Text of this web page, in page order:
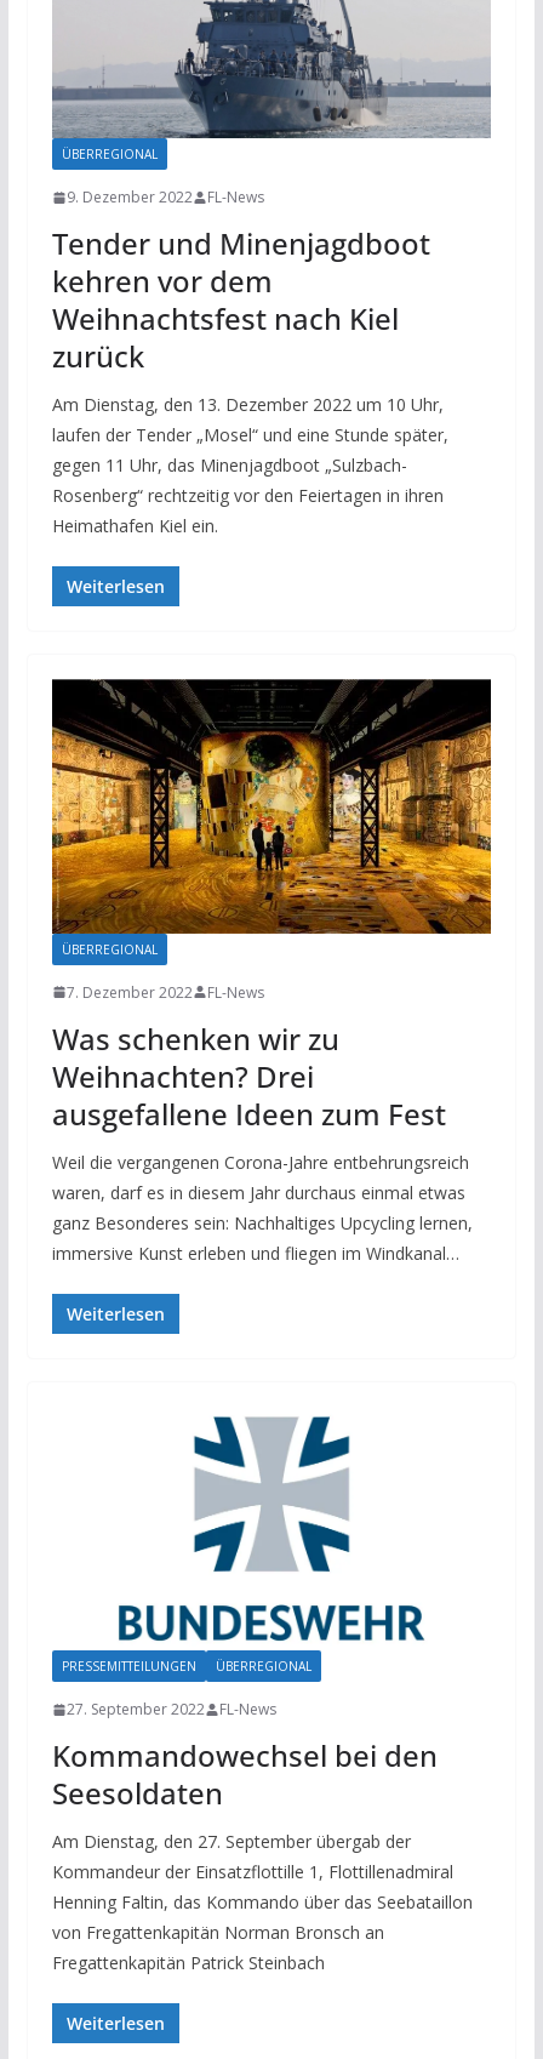
ÜBERREGIONAL
9. Dezember 2022 FL-News
Tender und Minenjagdboot
kehren vor dem
Weihnachtsfest nach Kiel
zurück
Am Dienstag, den 13. Dezember 2022 um 10 Uhr,
laufen der Tender „Mosel“ und eine Stunde später,
gegen 11 Uhr, das Minenjagdboot „Sulzbach-
Rosenberg“ rechtzeitig vor den Feiertagen in ihren
Heimathafen Kiel ein.
Weiterlesen
ÜBERREGIONAL
7. Dezember 2022 FL-News
Was schenken wir zu
Weihnachten? Drei
ausgefallene Ideen zum Fest
Weil die vergangenen Corona-Jahre entbehrungsreich
waren, darf es in diesem Jahr durchaus einmal etwas
ganz Besonderes sein: Nachhaltiges Upcycling lernen,
immersive Kunst erleben und fliegen im Windkanal…
Weiterlesen
PRESSEMITTEILUNGEN ÜBERREGIONAL
27. September 2022 FL-News
Kommandowechsel bei den
Seesoldaten
Am Dienstag, den 27. September übergab der
Kommandeur der Einsatzflottille 1, Flottillenadmiral
Henning Faltin, das Kommando über das Seebataillon
von Fregattenkapitän Norman Bronsch an
Fregattenkapitän Patrick Steinbach
Weiterlesen